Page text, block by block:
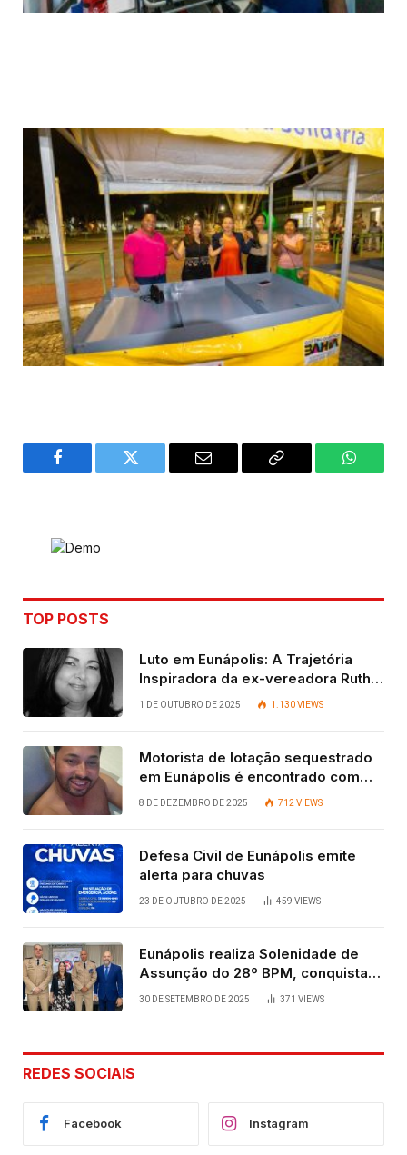
Facebook Twitter Email
Copy
TOP POSTS
Luto em Eunápolis: A Trajetória
Inspiradora da ex-vereadora Ruth
Contadora
1 DE OUTUBRO DE 2025 1.130VIEWS
Motorista de lotação sequestrado
em Eunápolis é encontrado com
vida após quatro dias.
8 DE DEZEMBRO DE 2025 712 VIEWS
Defesa Civil de Eunápolis emite
alerta para chuvas
23 DE OUTUBRO DE 2025 459 VIEWS
Eunápolis realiza Solenidade de
Assunção do 28º BPM, conquista
viabilizada por articulação política
30 DE SETEMBRO DE 2025 371 VIEWS
REDES SOCIAIS
Facebook Instagram